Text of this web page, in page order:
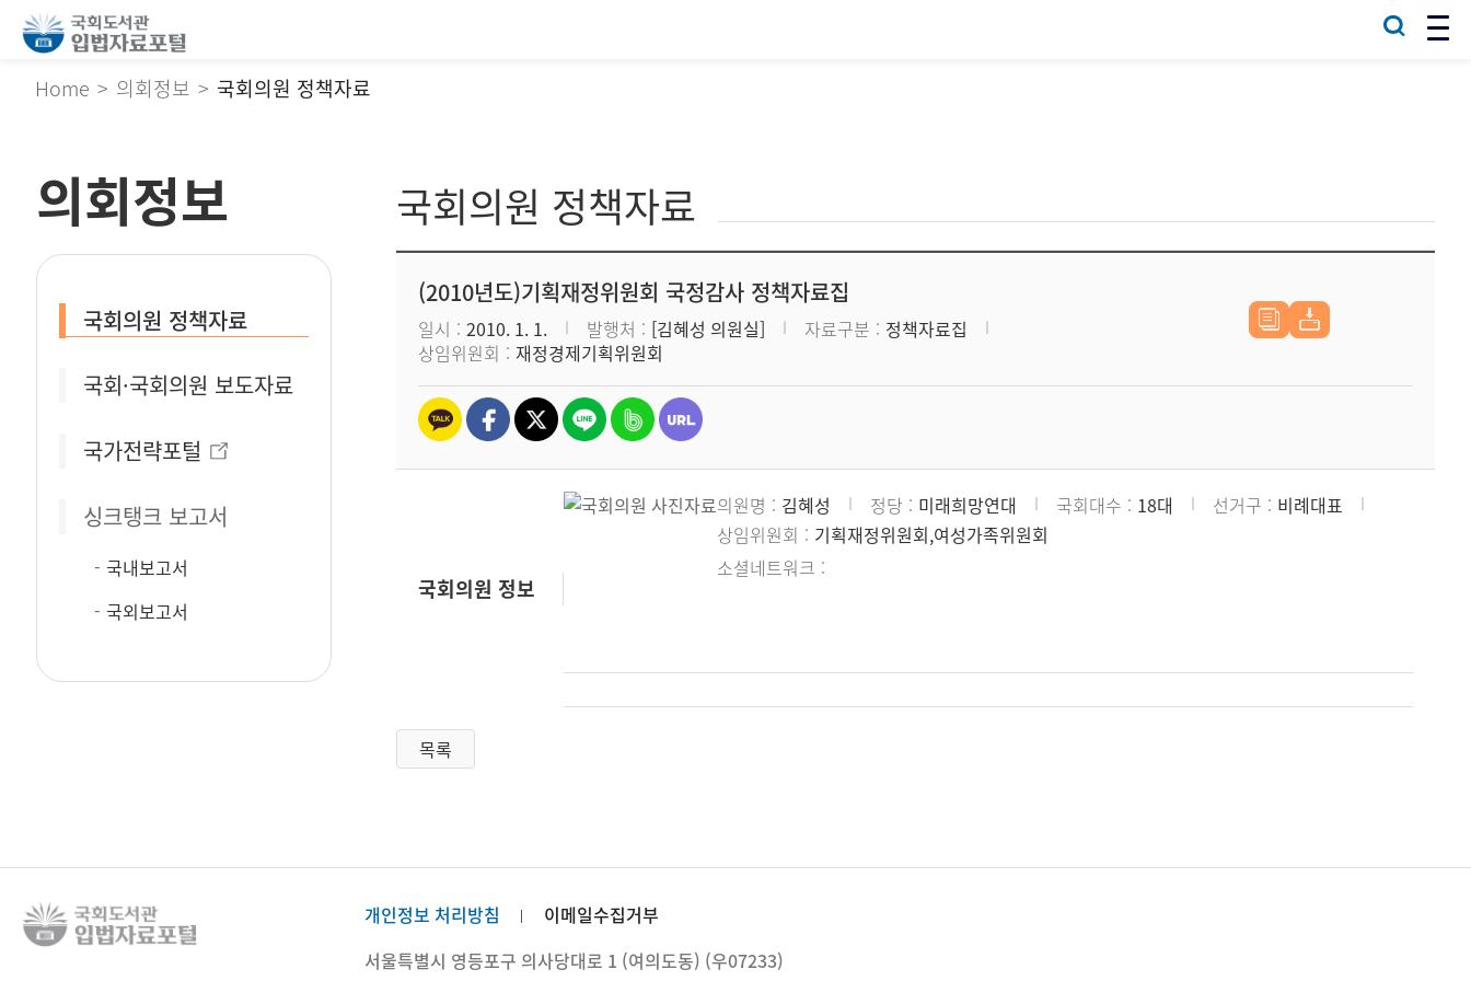
Home 의회정보 국회의원 정책자료
의회정보
국회의원 정책자료
국회·국회의원 보도자료
국가전략포털
싱크탱크 보고서
국내보고서
국외보고서
국회의원 정책자료
(2010년도)기획재정위원회 국정감사 정책자료집
일시 2010. 1. 1. 발행처 [김혜성 의원실] 자료구분
정책자료집
상임위원회
재정경제기획위원회
국회의원 정보
의원명 김혜성 정당 미래희망연대 국회대수 18대 선거구
비례대표
상임위원회
기획재정위원회,여성가족위원회
소셜네트워크
목록
개인정보 처리방침
이메일수집거부
서울특별시 영등포구 의사당대로 1 (여의도동) (우07233)